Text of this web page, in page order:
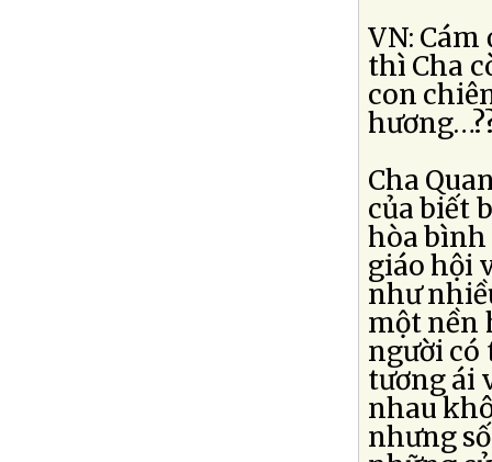
VN:
thì Cha
con
Cha
của biết
hòa bình
giáo hội
như
một nền
người
tương ái
nhau
nhưng